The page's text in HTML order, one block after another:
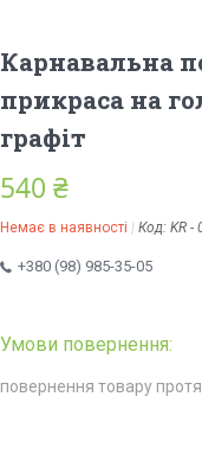
Карнавальна
прикраса на
графіт
540 ₴
Немає в наявності Код: KR -
+380 (98) 985-35-05
повернення товару